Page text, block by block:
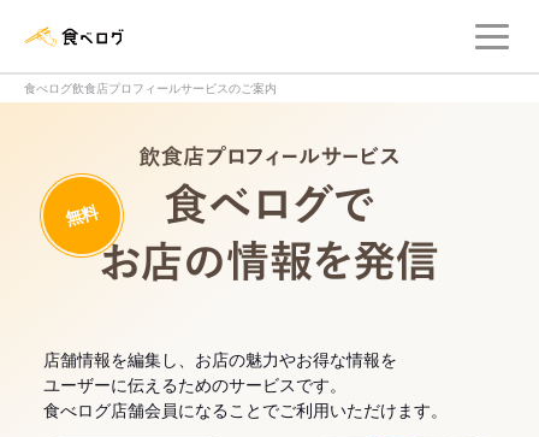
食べログ飲食店プロフィールサービスのご案内
無料
店舗情報を編集し、お店の魅力やお得な情報を
ユーザーに伝えるためのサービスです。
食べログ店舗会員になることでご利用いただけます。